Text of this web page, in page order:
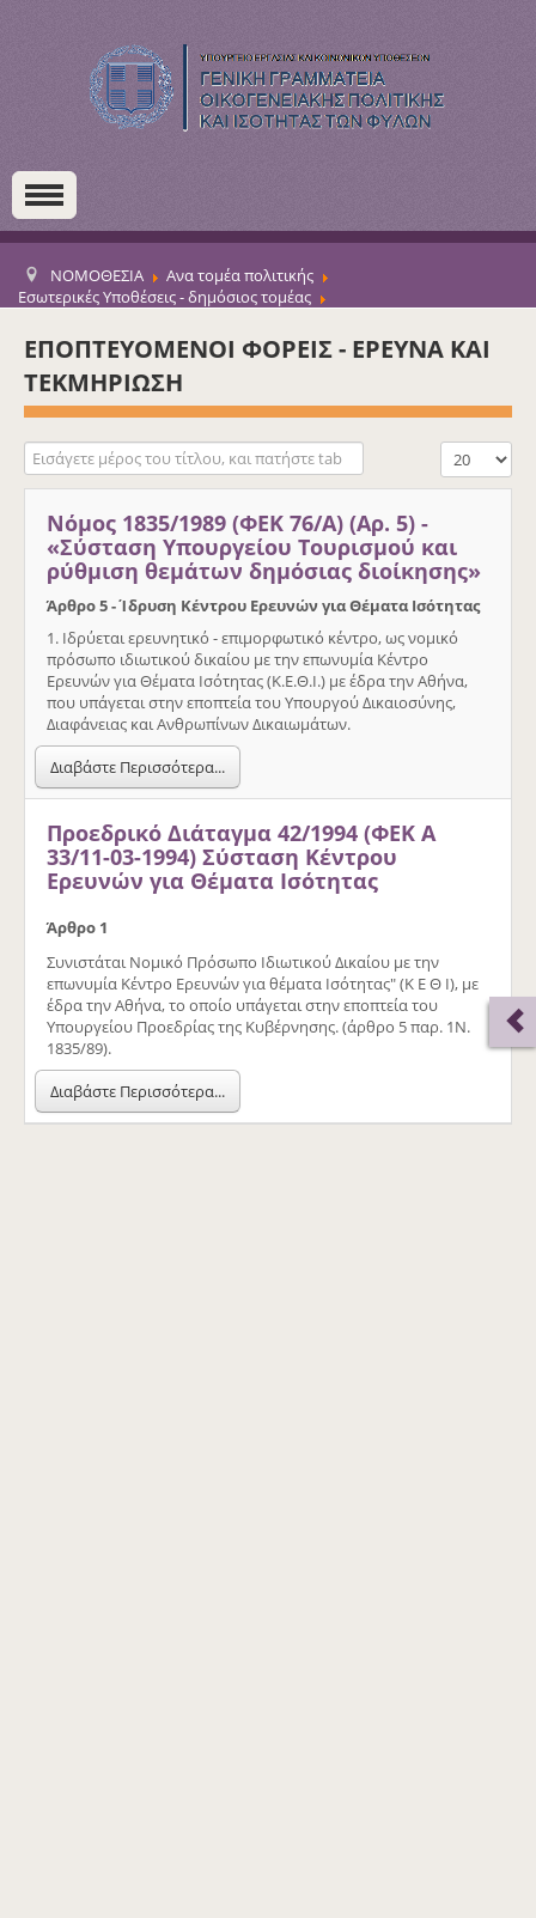
ΝΟΜΟΘΕΣΙΑ
Ανα τομέα πολιτικής
Εσωτερικές Υποθέσεις - δημόσιος τομέας
Εθνικοί μηχανισμοί για την ισότητα των φύλων
ΕΠΟΠΤΕΥΟΜΕΝΟΙ ΦΟΡΕΙΣ - ΕΡΕΥΝΑ ΚΑΙ
ΤΕΚΜΗΡΙΩΣΗ
Εισάγετε μέρος του τίτλου, και πατήστε tab Εμφάνιση #
Νόμος 1835/1989 (ΦΕΚ 76/Α) (Αρ. 5) -
«Σύσταση Υπουργείου Τουρισμού και
ρύθμιση θεμάτων δημόσιας διοίκησης»
Άρθρο 5 - Ίδρυση Κέντρου Ερευνών για Θέματα Ισότητας
1. Ιδρύεται ερευνητικό - επιμορφωτικό κέντρο, ως νομικό
πρόσωπο ιδιωτικού δικαίου με την επωνυμία Κέντρο
Ερευνών για Θέματα Ισότητας (Κ.Ε.Θ.Ι.) με έδρα την Αθήνα,
που υπάγεται στην εποπτεία του Υπουργού Δικαιοσύνης,
Διαφάνειας και Ανθρωπίνων Δικαιωμάτων.
Διαβάστε Περισσότερα...
Προεδρικό Διάταγμα 42/1994 (ΦΕΚ Α
33/11-03-1994) Σύσταση Κέντρου
Ερευνών για Θέματα Ισότητας
Άρθρο 1
Συνιστάται Νομικό Πρόσωπο Ιδιωτικού Δικαίου με την
επωνυμία Κέντρο Ερευνών για θέματα Ισότητας" (Κ Ε Θ Ι), με
έδρα την Αθήνα, το οποίο υπάγεται στην εποπτεία του
Υπουργείου Προεδρίας της Κυβέρνησης. (άρθρο 5 παρ. 1Ν.
1835/89).
Διαβάστε Περισσότερα...